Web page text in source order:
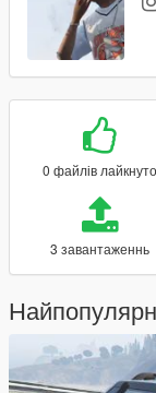
0 файлів лайкнуто
3 завантаженнь